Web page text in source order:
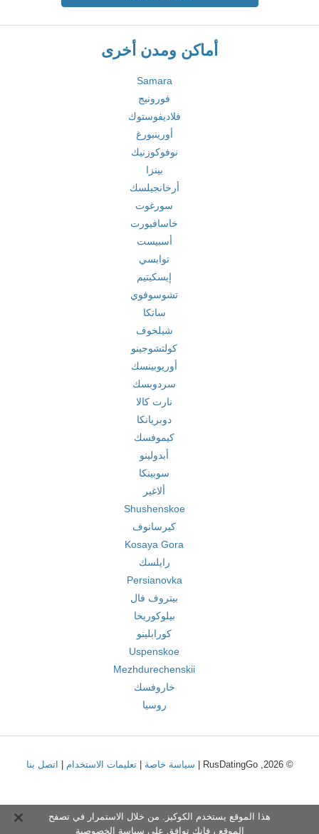
أماكن ومدن أخرى
Samara
فورونيج
فلاديفوستوك
أورينبورغ
نوفوكوزنيك
بينزا
أرخانجيلسك
سورغوت
خاسافيورت
أسبيست
توابسي
إيسكيتيم
تشوسوفوي
ساتكا
شيلخوف
كولتشوجينو
أوريوبينسك
سردوبسك
نارت كالا
دوبريانكا
كيموفسك
أبدولينو
سوبينكا
ألاغير
Shushenskoe
كيرسانوف
Kosaya Gora
رايلسك
Persianovka
بيتروف فال
بيلوكوريخا
كورابلينو
Uspenskoe
Mezhdurechenskii
خاروفسك
روسيا
© 2026, RusDatingGo | سياسة خاصة |تعليمات الاستخدام اتصل بنا
هذا الموقع يستخدم الكوكيز. من خلال الاستمرار في تصفح
الموقع ، فإنك توافق على سياسة الخصوصية